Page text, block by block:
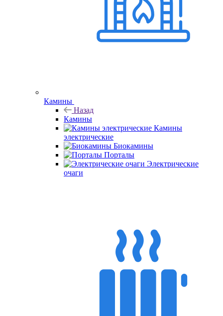
Камины
Назад
Камины
Камины
электрические
Биокамины
Порталы
Электрические
очаги